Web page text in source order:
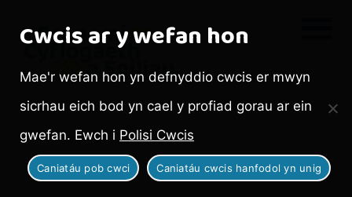
Cwcis ar y wefan hon
Mae'r wefan hon yn defnyddio cwcis er mwyn
sicrhau eich bod yn cael y profiad gorau ar ein
gwefan. Ewch i Polisi Cwcis
Caniatáu pob cwci Caniatáu cwcis hanfodol yn unig